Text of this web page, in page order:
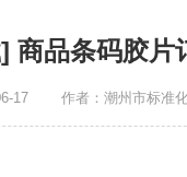
商品条码胶片
17 作者：潮州市标准